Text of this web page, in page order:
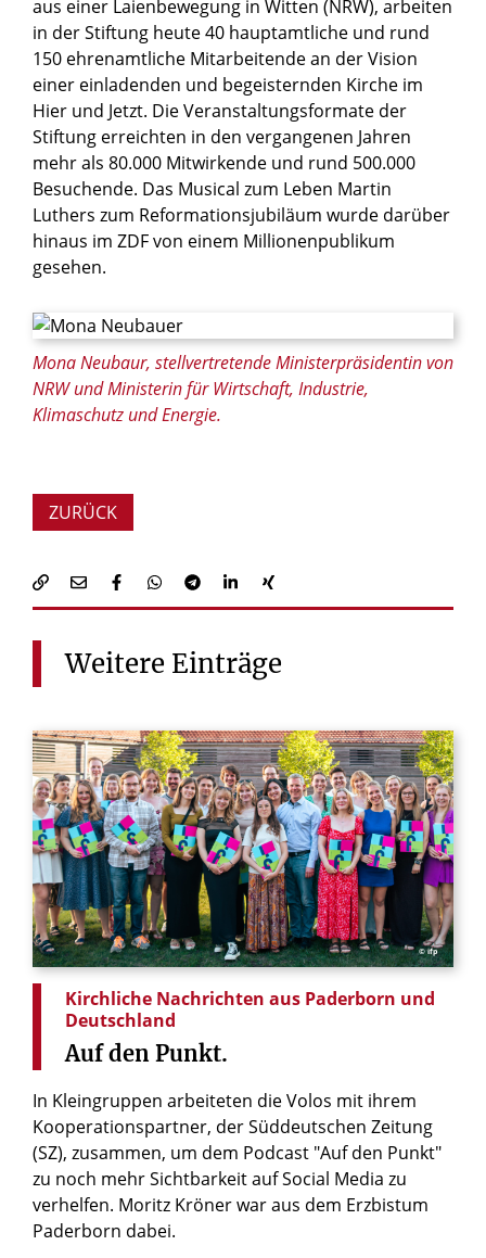
Mona Neubaur, stellvertretende Ministerpräsidentin von
NRW und Ministerin für Wirtschaft, Industrie,
Klimaschutz und Energie.
aus einer Laienbewegung in Witten (NRW), arbeiten
in der Stiftung heute 40 hauptamtliche und rund
150 ehrenamtliche Mitarbeitende an der Vision
einer einladenden und begeisternden Kirche im
Hier und Jetzt. Die Veranstaltungsformate der
Stiftung erreichten in den vergangenen Jahren
mehr als 80.000 Mitwirkende und rund 500.000
Besuchende. Das Musical zum Leben Martin
Luthers zum Reformationsjubiläum wurde darüber
hinaus im ZDF von einem Millionenpublikum
gesehen.
ZURÜCK
Weitere Einträge
© ifp
Kirchliche Nachrichten aus Paderborn und
Deutschland
Auf den Punkt.
In Kleingruppen arbeiteten die Volos mit ihrem
Kooperationspartner, der Süddeutschen Zeitung
(SZ), zusammen, um dem Podcast "Auf den Punkt"
zu noch mehr Sichtbarkeit auf Social Media zu
verhelfen. Moritz Kröner war aus dem Erzbistum
Paderborn dabei.